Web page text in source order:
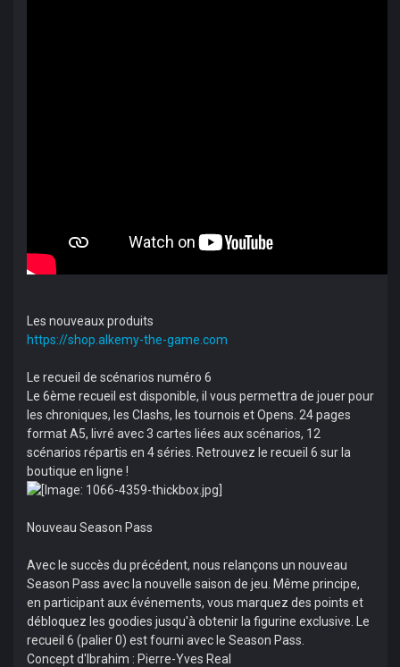
Les nouveaux produits
https://shop.alkemy-the-game.com
Le recueil de scénarios numéro 6
­Le 6ème recueil est disponible, il vous permettra de jouer pour
les chroniques, les Clashs, les tournois et Opens. 24 pages
format A5, livré avec 3 cartes liées aux scénarios, 12
scénarios répartis en 4 séries. Retrouvez le recueil 6 sur la
boutique en ligne !
Nouveau Season Pass
Avec le succès du précédent, nous relançons un nouveau
Season Pass avec la nouvelle saison de jeu. Même principe,
en participant aux événements, vous marquez des points et
débloquez les goodies jusqu'à obtenir la figurine exclusive. Le
recueil 6 (palier 0) est fourni avec le Season Pass.
Concept d'Ibrahim : Pierre-Yves Real